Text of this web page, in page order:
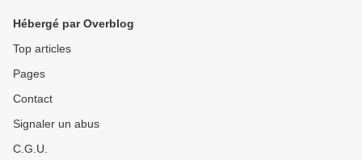
Hébergé par Overblog
Top articles
Pages
Contact
Signaler un abus
C.G.U.